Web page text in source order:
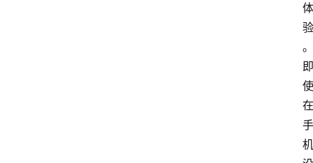
体
验
。
即
使
在
手
机